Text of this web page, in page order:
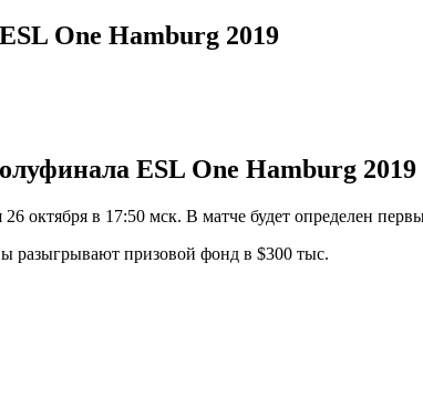
One Hamburg 2019
ESL One Hamburg 2019
26 октября в 17:50 мск. В матче будет определен
разыгрывают призовой фонд в $300 тыс.